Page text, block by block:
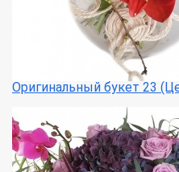
Оригинальный букет 23